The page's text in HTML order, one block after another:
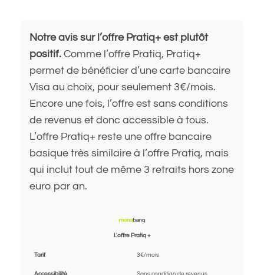
Notre avis sur l’offre Pratiq+ est plutôt
positif. Comme l’offre Pratiq, Pratiq+
permet de bénéficier d’une carte bancaire
Visa au choix, pour seulement 3€/mois.
Encore une fois, l’offre est sans conditions
de revenus et donc accessible à tous.
L’offre Pratiq+ reste une offre bancaire
basique très similaire à l’offre Pratiq, mais
qui inclut tout de même 3 retraits hors zone
euro par an.
L'offre Pratiq +
Tarif 3€/mois
Accessibilité Sans condition de revenus